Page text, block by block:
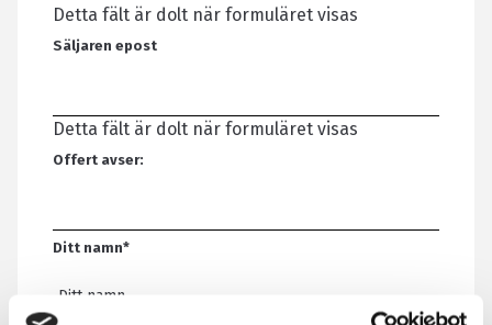
Detta fält är dolt när formuläret visas
Säljaren epost
Detta fält är dolt när formuläret visas
Offert avser:
Ditt namn*